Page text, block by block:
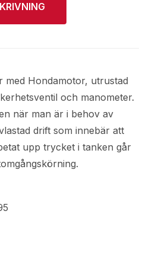
med Hondamotor, utrustad
och manometer.
när man är i behov av
drift som innebär att
upp trycket i tanken går